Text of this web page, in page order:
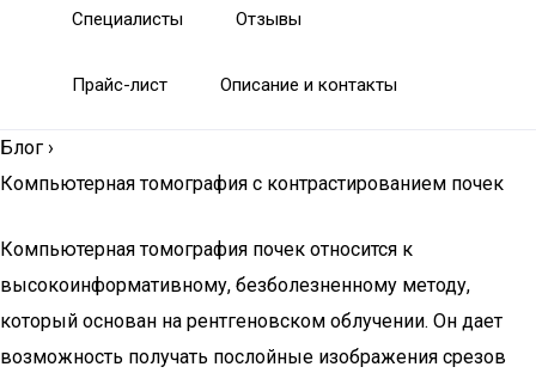
Специалисты Отзывы
Прайс-лист Описание и контакты
Блог ›
Компьютерная томография с контрастированием почек
Компьютерная томография почек относится к
высокоинформативному, безболезненному методу,
который основан на рентгеновском облучении. Он дает
возможность получать послойные изображения срезов